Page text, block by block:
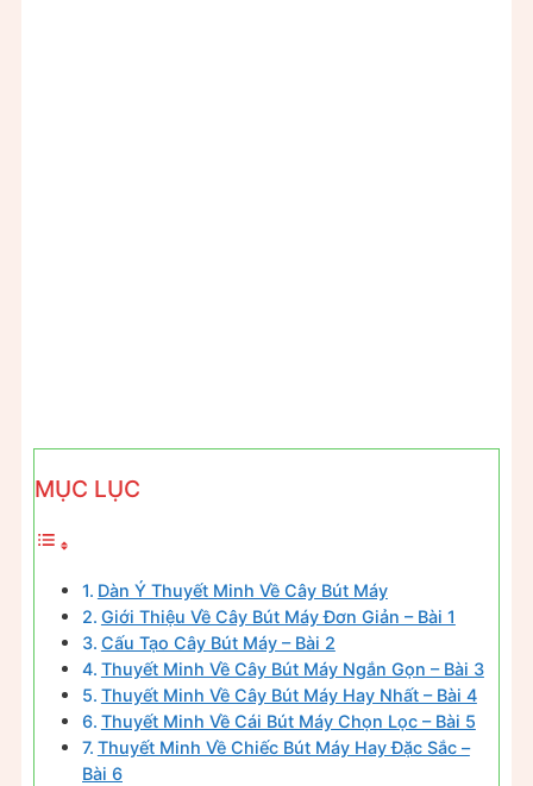
MỤC LỤC
Dàn Ý Thuyết Minh Về Cây Bút Máy
Giới Thiệu Về Cây Bút Máy Đơn Giản – Bài 1
Cấu Tạo Cây Bút Máy – Bài 2
Thuyết Minh Về Cây Bút Máy Ngắn Gọn – Bài 3
Thuyết Minh Về Cây Bút Máy Hay Nhất – Bài 4
Thuyết Minh Về Cái Bút Máy Chọn Lọc – Bài 5
Thuyết Minh Về Chiếc Bút Máy Hay Đặc Sắc –
Bài 6